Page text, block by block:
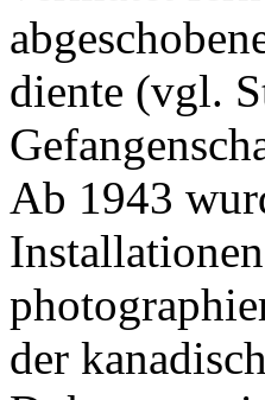
diente (vgl.
Ab 1943
der